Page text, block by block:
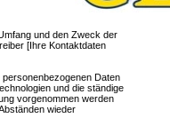
und den Zweck der
[Ihre Kontaktdaten
Daten
und die ständige
vorgenommen werden
wieder